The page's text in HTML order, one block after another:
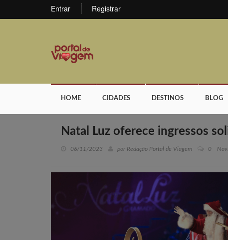
Entrar Registrar
HOME CIDADES DESTINOS BLOG
Natal Luz oferece ingressos
06/11/2023 por Redação Portal de Viagem 0